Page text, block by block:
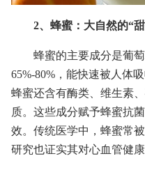
2、蜂蜜：大自然的“
蜂蜜的主要成分是葡
65%-80%，能快速被人体
蜂蜜还含有酶类、维生素
质。这些成分赋予蜂蜜抗
效。传统医学中，蜂蜜常
研究也证实其对心血管健